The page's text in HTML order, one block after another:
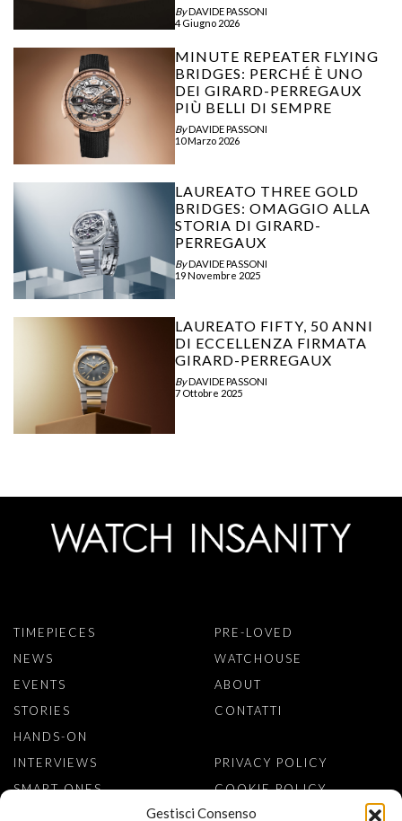
Gestisci Consenso
ByDAVIDE PASSONI
4 Giugno 2026
MINUTE REPEATER FLYING
BRIDGES: PERCHÉ È UNO
DEI GIRARD-PERREGAUX
PIÙ BELLI DI SEMPRE
ByDAVIDE PASSONI
10 Marzo 2026
LAUREATO THREE GOLD
BRIDGES: OMAGGIO ALLA
STORIA DI GIRARD-
PERREGAUX
ByDAVIDE PASSONI
19 Novembre 2025
LAUREATO FIFTY, 50 ANNI
DI ECCELLENZA FIRMATA
GIRARD-PERREGAUX
ByDAVIDE PASSONI
7 Ottobre 2025
TIMEPIECES
NEWS
EVENTS
STORIES
HANDS-ON
INTERVIEWS
SMART ONES
PRE-LOVED
WATCHOUSE
ABOUT
CONTATTI
PRIVACY POLICY
COOKIE POLICY